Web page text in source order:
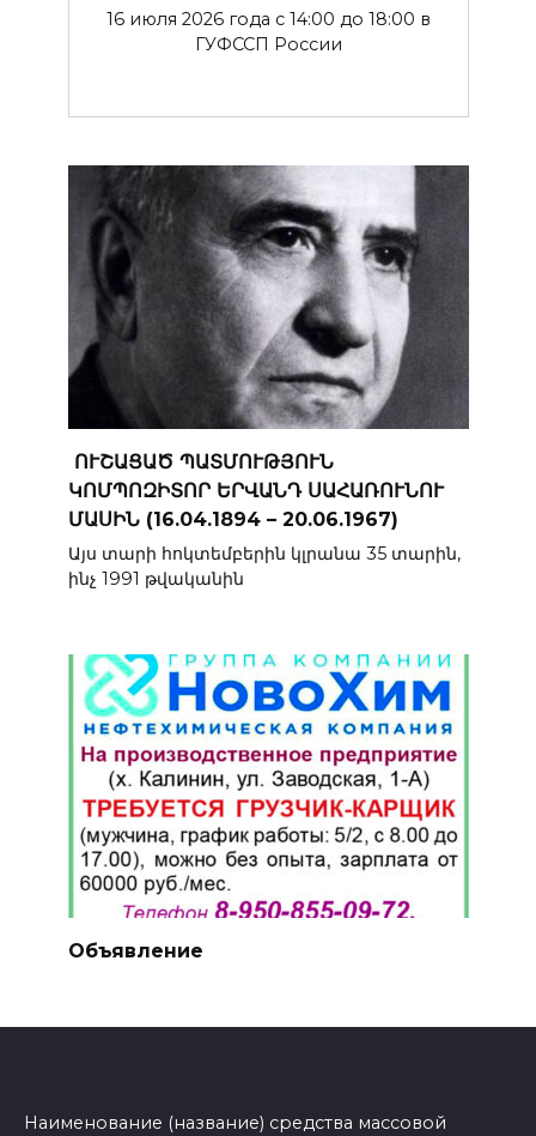
16 июля 2026 года с 14:00 до 18:00 в
ГУФССП России
ՈՒՇԱՑԱԾ ՊԱՏՄՈՒԹՅՈՒՆ
ԿՈՄՊՈԶԻՏՈՐ ԵՐՎԱՆԴ ՍԱՀԱՌՈՒՆՈՒ
ՄԱՍԻՆ (16.04.1894 – 20.06.1967)
Այս տարի հոկտեմբերին կլրանա 35 տարին,
ինչ 1991 թվականին
Объявление
Наименование (название) средства массовой